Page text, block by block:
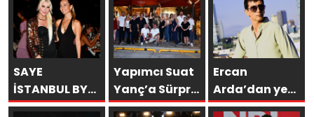
SAYE
İSTANBUL BY
ARAKİ
Yapımcı Suat
Yanç’a Sürpriz
Doğum Günü
Ercan
Arda’dan yeni
tekli… ‘Bu